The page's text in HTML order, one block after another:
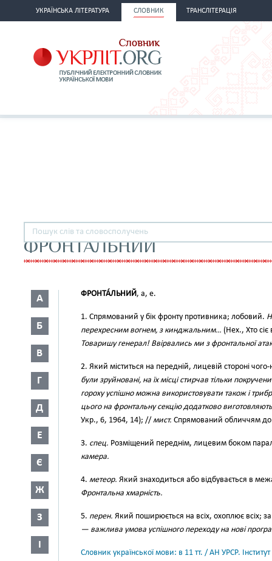
УКРАЇНСЬКА ЛІТЕРАТУРА СЛОВНИК ТРАНСЛІТЕРАЦІЯ
ФРОНТАЛЬНИЙ
А
Б
В
Г
Д
Е
Є
Ж
З
І
ФРОНТА́ЛЬНИЙ, а, е.
1. Спрямований у бік фронту противника; лобовий.
перехресним вогнем, з кинджальним… (Нех., Хто
Товаришу генерал! Ввірвались ми з фронтальної
2. Який міститься на передній, лицевій стороні
були зруйновані, на їх місці стирчав тільки
гороху успішно можна використовувати також і
цього на фронтальну секцію додатково
Укр., 6, 1964, 14); // мист. Спрямований обличчям до
3. спец. Розміщений переднім, лицевим боком
камера.
4. метеор. Який знаходиться або відбувається в
Фронтальна хмарність.
5. перен. Який поширюється на всіх, охоплює всіх;
— важлива умова успішного переходу на нові
Словник української мови: в 11 тт. / АН УРСР.